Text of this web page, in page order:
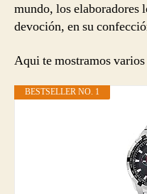
mundo, los elaboradores
devoción, en su
Aqui te mostramos
BESTSELLER NO. 1